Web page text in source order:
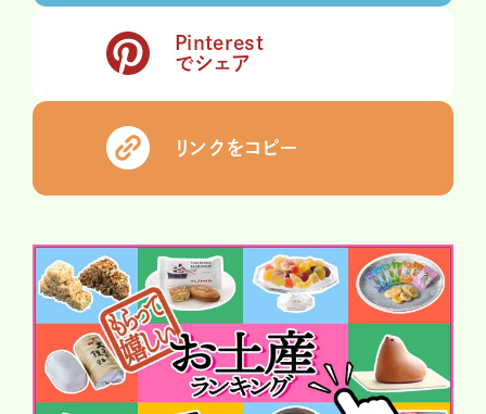
Pinterest
でシェア
リンクをコピー